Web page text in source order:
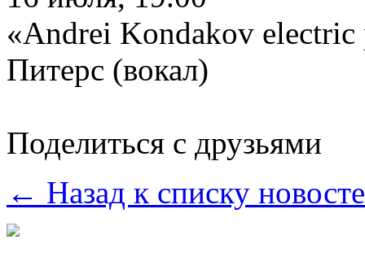
«Andrei Kondakov
Питерс (вокал)
Поделиться с друзьями
← Назад к списку